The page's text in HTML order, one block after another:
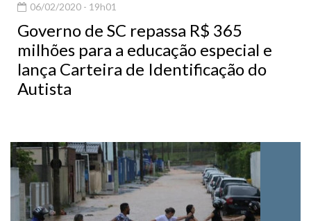
06/02/2020 - 19h01
Governo de SC repassa R$ 365
milhões para a educação especial e
lança Carteira de Identificação do
Autista